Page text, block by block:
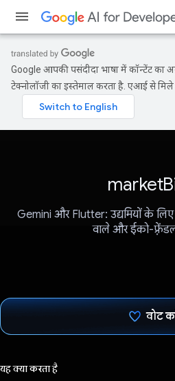
Google आपकी पसंदीदा भाषा में कॉन्टेंट का
टेक्नोलॉजी का इस्तेमाल करता है. एआई से मिले
Gemini और Flutter: उद्यमियों के
वाले और ईको-
वोट
यह क्या करता है